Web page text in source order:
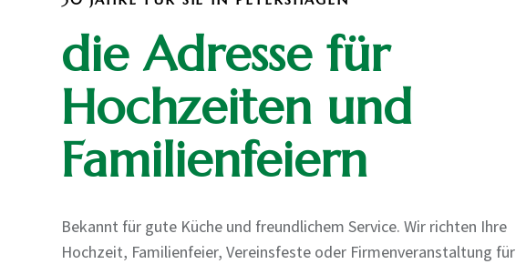
die Adresse für
Hochzeiten und
Familienfeiern
Bekannt für gute Küche und freundlichem Service. Wir richten Ihre
Hochzeit, Familienfeier, Vereinsfeste oder Firmenveranstaltung für